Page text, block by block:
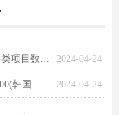
2024-04-24
黄南州在传统美术、技艺、医药、民俗类项目数量多，将成为助力乡村振兴、健康青海建设、文旅融合发展、打造国际生态旅游目的地的有力依托和重要载体。
2024-04-24
中国驻韩国大使馆将于3月21日上午10:00(韩国时间)批量开放2023年第三季度婚姻登记预约名额